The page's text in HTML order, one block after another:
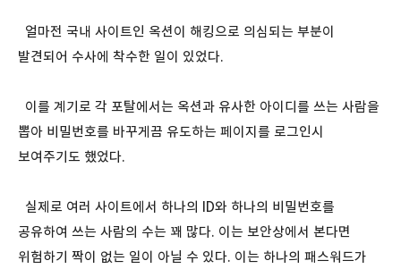
얼마전 국내 사이트인 옥션이 해킹으로 의심되는 부분이
발견되어 수사에 착수한 일이 있었다.
이를 계기로 각 포탈에서는 옥션과 유사한 아이디를 쓰는 사람을
뽑아 비밀번호를 바꾸게끔 유도하는 페이지를 로그인시
보여주기도 했었다.
실제로 여러 사이트에서 하나의 ID와 하나의 비밀번호를
공유하여 쓰는 사람의 수는 꽤 많다. 이는 보안상에서 본다면
위험하기 짝이 없는 일이 아닐 수 있다. 이는 하나의 패스워드가